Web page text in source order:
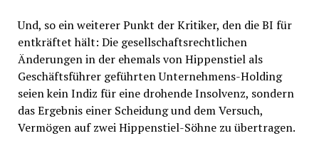
Und, so ein weiterer Punkt der Kritiker, den die BI für
entkräftet hält: Die gesellschaftsrechtlichen
Änderungen in der ehemals von Hippenstiel als
Geschäftsführer geführten Unternehmens-Holding
seien kein Indiz für eine drohende Insolvenz, sondern
das Ergebnis einer Scheidung und dem Versuch,
Vermögen auf zwei Hippenstiel-Söhne zu übertragen.